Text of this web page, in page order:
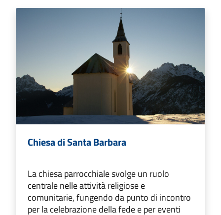
Chiesa di Santa Barbara
La chiesa parrocchiale svolge un ruolo
centrale nelle attività religiose e
comunitarie, fungendo da punto di incontro
per la celebrazione della fede e per eventi